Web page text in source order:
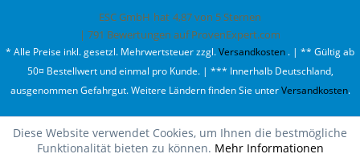
Oh fast ausverkauft!
ESC GmbH hat 4,87von 5Sternen
| 791 Bewertungen auf ProvenExpert.com
* Alle Preise inkl. gesetzl. Mehrwertsteuer zzgl.Versandkosten . | ** Gültig ab
50¤ Bestellwert und einmal pro Kunde. | *** Innerhalb Deutschland,
ausgenommen Gefahrgut. Weitere Ländern finden Sie unterVersandkosten.
Diese Website verwendet Cookies, um Ihnen die bestmögliche
Funktionalität bieten zu können. Mehr Informationen